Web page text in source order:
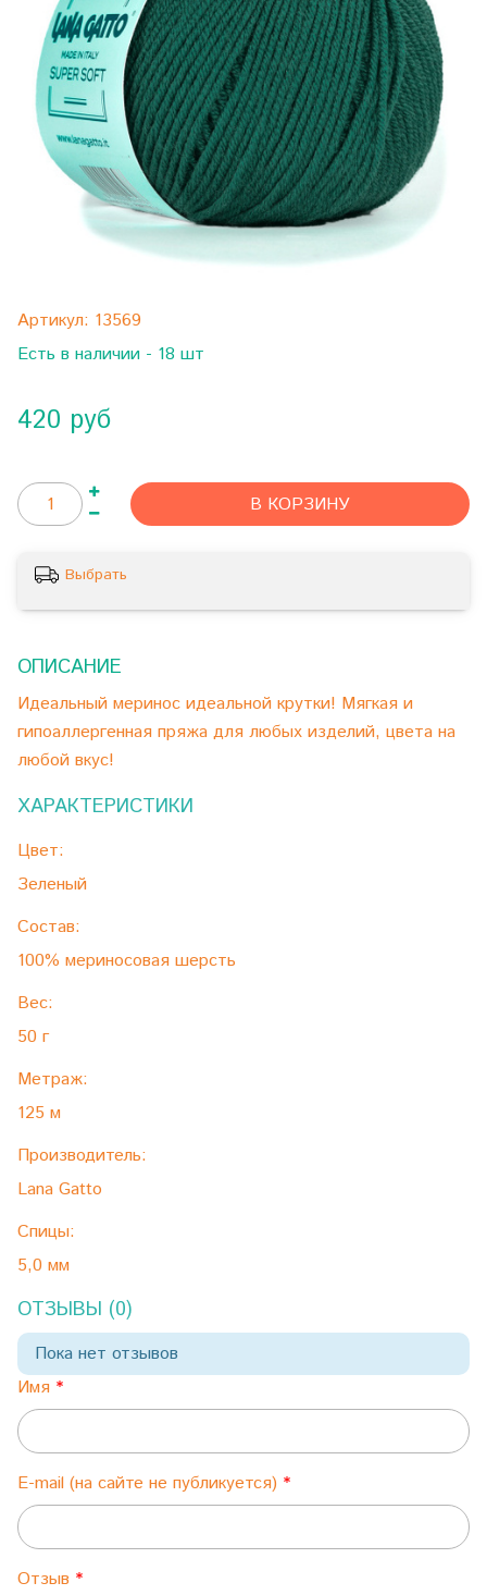
Артикул: 13569
Есть в наличии - 18 шт
420 руб
В КОРЗИНУ
Выбрать
ОПИСАНИЕ
Идеальный меринос идеальной крутки! Мягкая и
гипоаллергенная пряжа для любых изделий, цвета на
любой вкус!
ХАРАКТЕРИСТИКИ
Цвет:
Зеленый
Состав:
100% мериносовая шерсть
Вес:
50 г
Метраж:
125 м
Производитель:
Lana Gatto
Спицы:
5,0 мм
ОТЗЫВЫ (0)
Пока нет отзывов
Имя
E-mail (на сайте не публикуется)
Отзыв